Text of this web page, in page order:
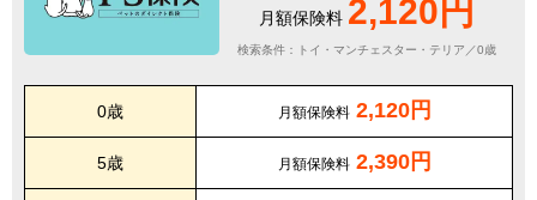
月額保険料 2,120円
検索条件：トイ・マンチェスター・テリア／0歳
0歳 月額保険料 2,120円
5歳 月額保険料 2,390円